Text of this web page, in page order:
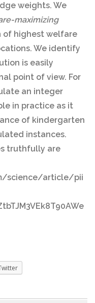
weights. We
maximizing
of highest welfare
We identify
is easily
point of view. For
an integer
in practice as it
of kindergarten
instances.
truthfully are
science/article/pii